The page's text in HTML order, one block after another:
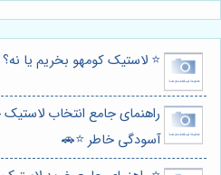
⭐️ لاستیک کومهو بخریم یا نه؟
راهنمای جامع انتخاب
آسودگی خاطر ⭐️🚗